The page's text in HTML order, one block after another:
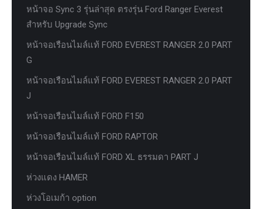
หน้าจอ Sync 3 รุ่นล่าสุด ตรงรุ่น Ford Ranger Everest
สำหรับ Upgrade Sync
หน้าจอเรือนไมล์แท้ FORD EVEREST RANGER 2.0 PART
G
หน้าจอเรือนไมล์แท้ FORD EVEREST RANGER 2.0 PART
J
หน้าจอเรือนไมล์แท้ FORD F150
หน้าจอเรือนไมล์แท้ FORD RAPTOR
หน้าจอเรือนไมล์แท้ FORD XL ธรรมดา PART J
ห่วงแดง HAMER
ห่วงโอเมก้า option